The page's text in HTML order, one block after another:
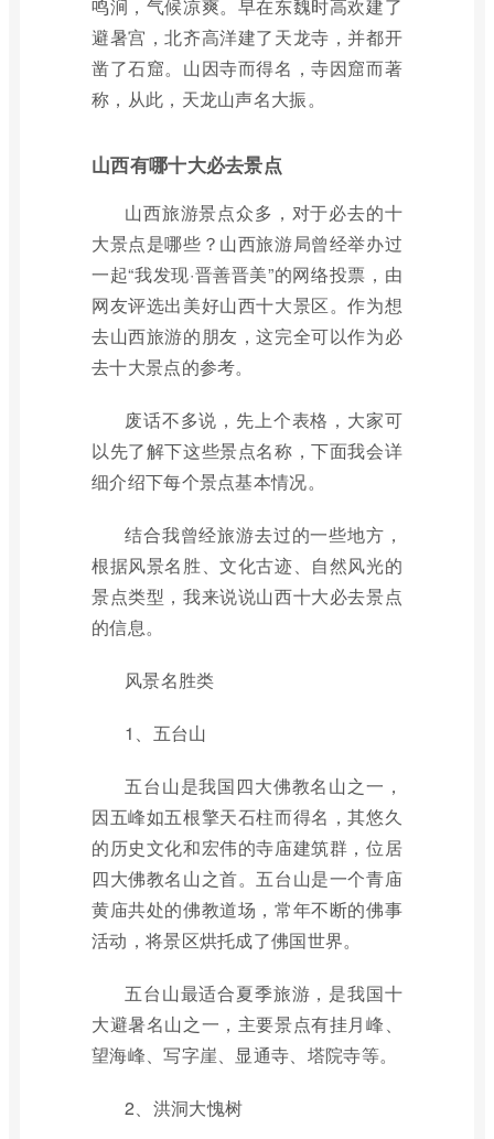
鸣涧，气候凉爽。早在东魏时高欢建了
避暑宫，北齐高洋建了天龙寺，并都开
凿了石窟。山因寺而得名，寺因窟而著
称，从此，天龙山声名大振。
山西有哪十大必去景点
山西旅游景点众多，对于必去的十
大景点是哪些？山西旅游局曾经举办过
一起“我发现·晋善晋美”的网络投票，由
网友评选出美好山西十大景区。作为想
去山西旅游的朋友，这完全可以作为必
去十大景点的参考。
废话不多说，先上个表格，大家可
以先了解下这些景点名称，下面我会详
细介绍下每个景点基本情况。
结合我曾经旅游去过的一些地方，
根据风景名胜、文化古迹、自然风光的
景点类型，我来说说山西十大必去景点
的信息。
风景名胜类
1、五台山
五台山是我国四大佛教名山之一，
因五峰如五根擎天石柱而得名，其悠久
的历史文化和宏伟的寺庙建筑群，位居
四大佛教名山之首。五台山是一个青庙
黄庙共处的佛教道场，常年不断的佛事
活动，将景区烘托成了佛国世界。
五台山最适合夏季旅游，是我国十
大避暑名山之一，主要景点有挂月峰、
望海峰、写字崖、显通寺、塔院寺等。
2、洪洞大愧树